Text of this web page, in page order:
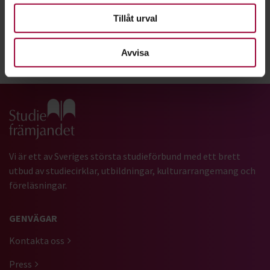
Tillåt urval
Avvisa
Dela: Facebook LinkedIn E-mail
Gå till studiefrämjandets startsida
Vi är ett av Sveriges största studieförbund med ett brett
utbud av studiecirklar, utbildningar, kulturarrangemang och
föreläsningar.
GENVÄGAR
Kontakta oss
Press